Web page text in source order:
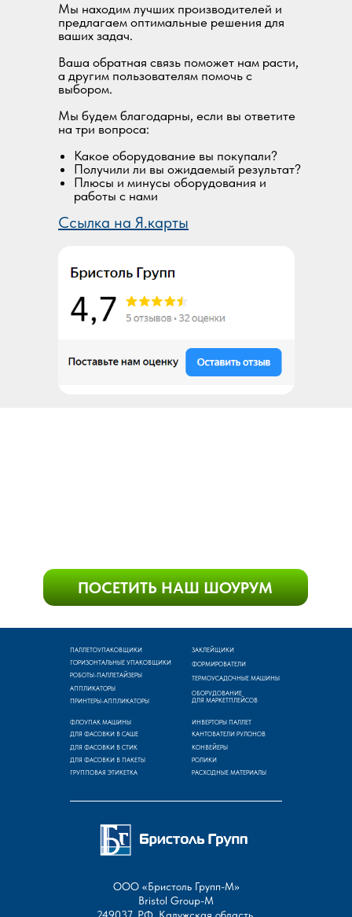
Мы находим лучших производителей и
предлагаем оптимальные решения для
ваших задач.
Ваша обратная связь поможет нам расти,
а другим пользователям помочь с
выбором.
Мы будем благодарны, если вы ответите
на три вопроса:
Какое оборудование вы покупали?
Получили ли вы ожидаемый результат?
Плюсы и минусы оборудования и
работы с нами
Ссылка на Я.карты
ПАЛЛЕТОУПАКОВЩИКИ
ГОРИЗОНТАЛЬНЫЕ УПАКОВЩИКИ
ЗАКЛЕЙЩИКИ
ФОРМИРОВАТЕЛИ
ТЕРМОУСАДОЧНЫЕ МАШИНЫ
АППЛИКАТОРЫ
ПРИНТЕРЫ-АППЛИКАТОРЫ
ФЛОУПАК МАШИНЫ
ДЛЯ ФАСОВКИ В СТИК
ДЛЯ ФАСОВКИ В САШЕ
ДЛЯ ФАСОВКИ В ПАКЕТЫ
ОБОРУДОВАНИЕ
ДЛЯ МАРКЕТПЛЕЙСОВ
ГРУППОВАЯ ЭТИКЕТКА
РОБОТЫ-ПАЛЛЕТАЙЗЕРЫ
ИНВЕРТОРЫ ПАЛЛЕТ
КАНТОВАТЕЛИ РУЛОНОВ
КОНВЕЙЕРЫ
РОЛИКИ
РАСХОДНЫЕ МАТЕРИАЛЫ
ООО «Бристоль Групп-М»
Bristol Group-М